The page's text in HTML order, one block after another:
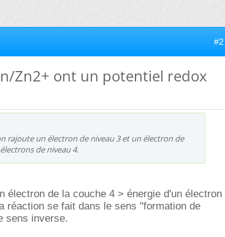
#2
Zn2+ ont un potentiel redox
rajoute un électron de niveau 3 et un électron de
de niveau 4.
électron de la couche 4 > énergie d'un électron
réaction se fait dans le sens "formation de
sens inverse.